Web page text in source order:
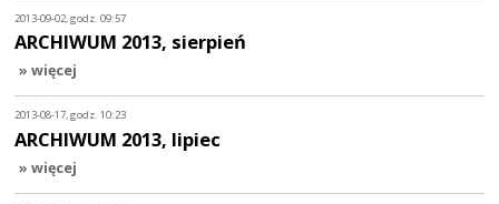
2013-09-02, godz. 09:57
ARCHIWUM 2013, sierpień
» więcej
2013-08-17, godz. 10:23
ARCHIWUM 2013, lipiec
» więcej